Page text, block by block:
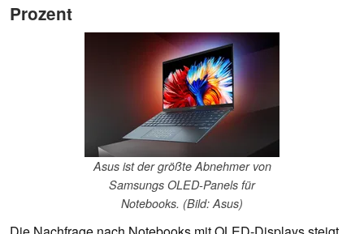
Prozent
Asus ist der größte Abnehmer von
Samsungs OLED-Panels für
Notebooks. (Bild: Asus)